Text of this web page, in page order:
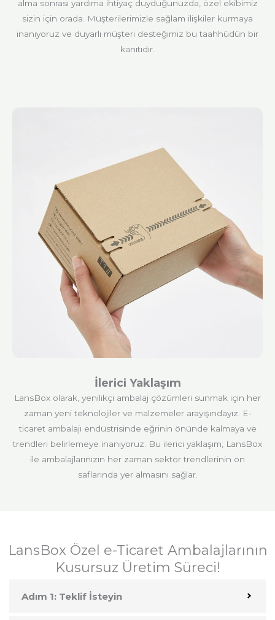
alma sonrası yardıma ihtiyaç duyduğunuzda, özel ekibimiz
sizin için orada. Müşterilerimizle sağlam ilişkiler kurmaya
inanıyoruz ve duyarlı müşteri desteğimiz bu taahhüdün bir
kanıtıdır.
İlerici Yaklaşım
LansBox olarak, yenilikçi ambalaj çözümleri sunmak için her
zaman yeni teknolojiler ve malzemeler arayışındayız. E-
ticaret ambalajı endüstrisinde eğrinin önünde kalmaya ve
trendleri belirlemeye inanıyoruz. Bu ilerici yaklaşım, LansBox
ile ambalajlarınızın her zaman sektör trendlerinin ön
saflarında yer almasını sağlar.
LansBox Özel e-Ticaret Ambalajlarının
Kusursuz Üretim Süreci!
Adım 1: Teklif İsteyin